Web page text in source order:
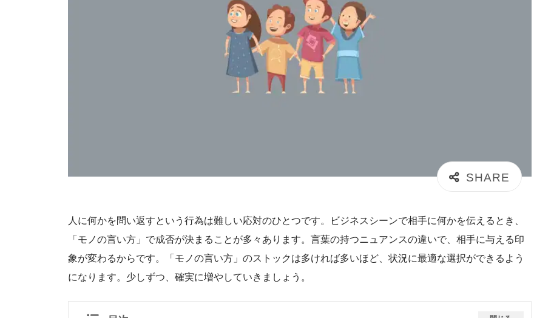
人に何かを問い返すという行為は難しい応対のひとつです。ビジネスシーンで相手に何かを伝えるとき、
「モノの言い方」で成否が決まることが多々あります。言葉の持つニュアンスの違いで、相手に与える印
象が変わるからです。「モノの言い方」のストックは多ければ多いほど、状況に最適な選択ができるよう
になります。少しずつ、確実に増やしていきましょう。